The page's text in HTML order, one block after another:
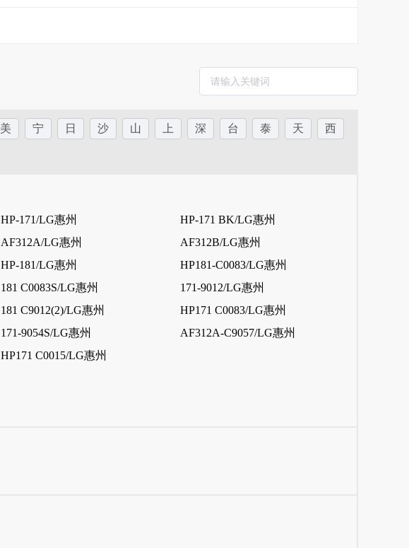
美 宁 日 沙 山 上 深 台 泰 天 西
HP-171/LG惠州
HP-171 BK/LG惠州
AF312A/LG惠州
AF312B/LG惠州
HP-181/LG惠州
HP181-C0083/LG惠州
181 C0083S/LG惠州
171-9012/LG惠州
181 C9012(2)/LG惠州
HP171 C0083/LG惠州
171-9054S/LG惠州
AF312A-C9057/LG惠州
HP171 C0015/LG惠州